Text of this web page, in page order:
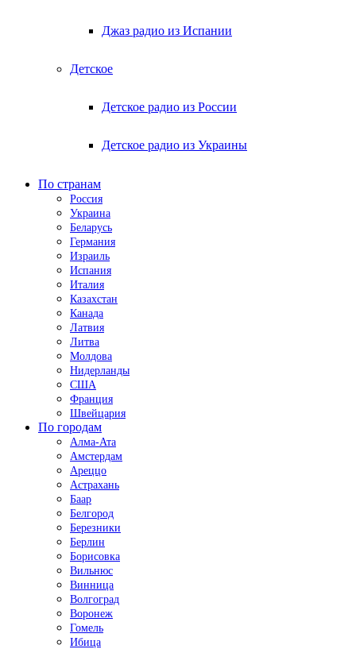
Джаз радио из Испании
Детское
Детское радио из России
Детское радио из Украины
По странам
Россия
Украина
Беларусь
Германия
Израиль
Испания
Италия
Казахстан
Канада
Латвия
Литва
Молдова
Нидерланды
США
Франция
Швейцария
По городам
Алма-Ата
Амстердам
Ареццо
Астрахань
Баар
Белгород
Березники
Берлин
Борисовка
Вильнюс
Винница
Волгоград
Воронеж
Гомель
Ибица